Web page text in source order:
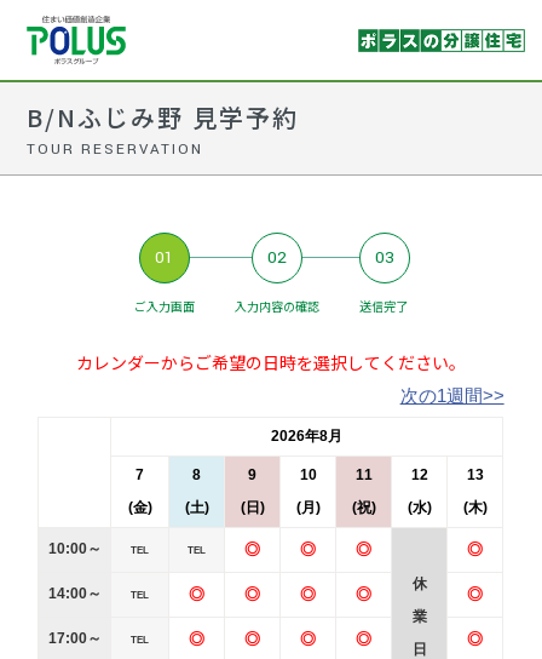
B/Nふじみ野 見学予約
TOUR RESERVATION
01
ご入力画面
02
入力内容の確認
03
送信完了
カレンダーからご希望の日時を選択してください。
次の1週間>>
2026年8月
7
(金)
8
(土)
9
(日)
10
(月)
11
(祝)
12
(水)
13
(木)
10:00～ TEL TEL ◎ ◎ ◎
休
業
日
◎
14:00～ TEL ◎ ◎ ◎ ◎ ◎
17:00～ TEL ◎ ◎ ◎ ◎ ◎